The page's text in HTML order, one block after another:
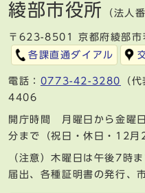
綾部市役所 （法人
〒623-8501 京都府綾部市
各課直通ダイアル
電話： 0773-42-3280
（
4406
開庁時間 月曜日から金曜
分まで（祝日・休日・12月
（注意）木曜日は午後7時
届出、各種証明書の発行、